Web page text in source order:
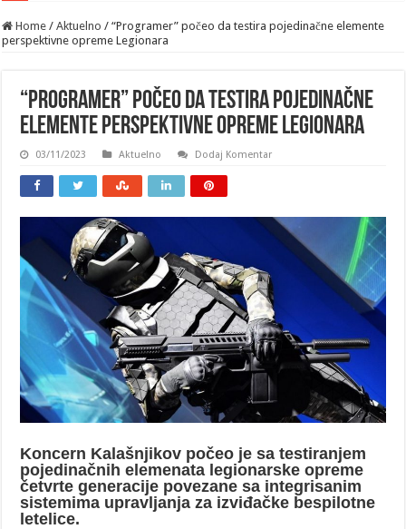
Home / Aktuelno / “Programer” počeo da testira pojedinačne elemente
perspektivne opreme Legionara
“Programer” počeo da testira pojedinačne
elemente perspektivne opreme Legionara
03/11/2023 Aktuelno Dodaj Komentar
Koncern Kalašnjikov počeo je sa testiranjem
pojedinačnih elemenata legionarske opreme
četvrte generacije povezane sa integrisanim
sistemima upravljanja za izviđačke bespilotne
letelice.